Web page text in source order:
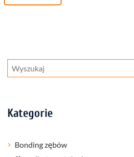
Kategorie
Bonding zębów